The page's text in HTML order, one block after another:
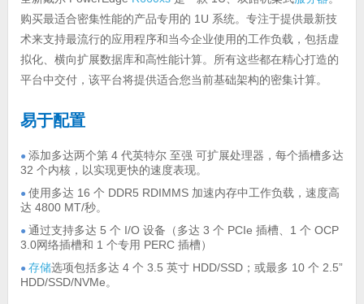
购买最适合密集性能的产品专用的 1U 系统。专注于提供最新技
术来支持最流行的应用程序和当今企业使用的工作负载，包括虚
拟化、横向扩展数据库和高性能计算。所有这些都在精心打造的
平台中交付，该平台将提供适合您当前基础架构的密集计算。
易于配置
● 添加多达两个第 4 代英特尔 至强 可扩展处理器，每个插槽多达
32 个内核，以实现更快的速度表现。
● 使用多达 16 个 DDR5 RDIMMS 加速内存中工作负载，速度高
达 4800 MT/秒。
● 通过支持多达 5 个 I/O 设备（多达 3 个 PCIe 插槽、1 个 OCP
3.0网络插槽和 1 个专用 PERC 插槽）
● 存储选项包括多达 4 个 3.5 英寸 HDD/SSD；或最多 10 个 2.5”
HDD/SSD/NVMe。